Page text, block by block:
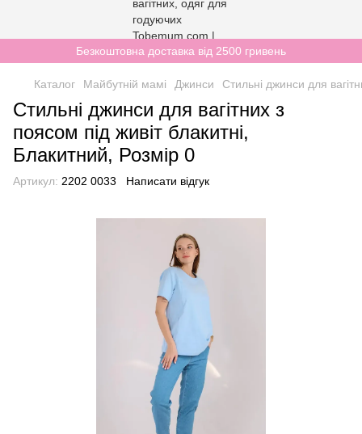
Безкоштовна доставка від 2500 гривень
Каталог Майбутній мамі Джинси Стильні джинси для
Стильні джинси для вагітних з
поясом під живіт блакитні,
Блакитний, Розмір 0
Артикул: 2202 0033 Написати відгук